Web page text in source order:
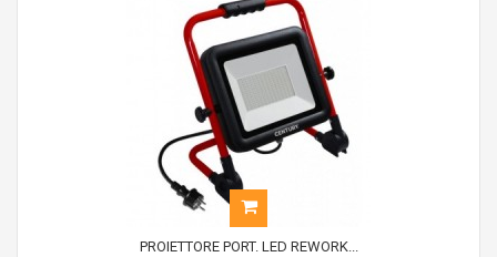
PROIETTORE PORT. LED REWORK...